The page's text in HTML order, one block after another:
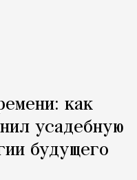
как
усадебную
будущего